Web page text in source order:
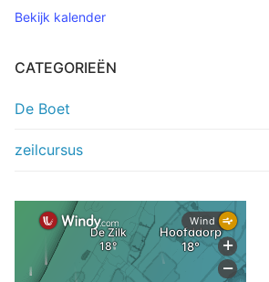
Bekijk kalender
CATEGORIEËN
De Boet
zeilcursus